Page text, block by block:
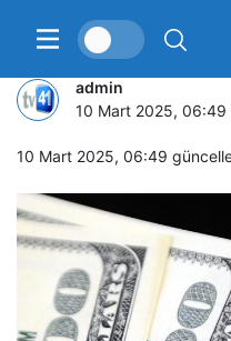
Serbest
admin
10 Mart 2025, 06:49
10 Mart 2025, 06:49